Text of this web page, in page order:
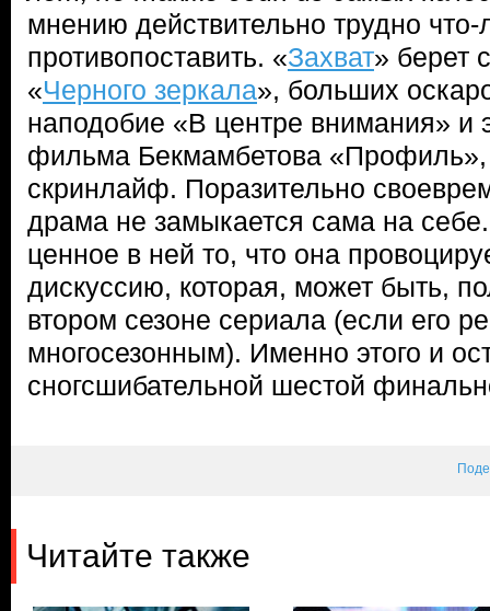
мнению действительно трудно что-
противопоставить. «Захват» берет
«Черного зеркала», больших
наподобие «В центре внимания» и
фильма Бекмамбетова «Профиль»,
скринлайф. Поразительно
драма не замыкается сама на
ценное в ней то, что она
дискуссию, которая, может быть,
втором сезоне сериала (если его
многосезонным). Именно этого и
сногсшибательной шестой
Читайте также